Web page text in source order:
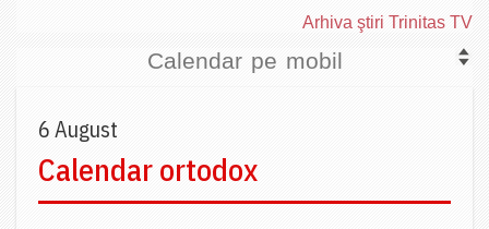
Arhiva ştiri Trinitas TV
Calendar pe mobil
6 August
Calendar ortodox